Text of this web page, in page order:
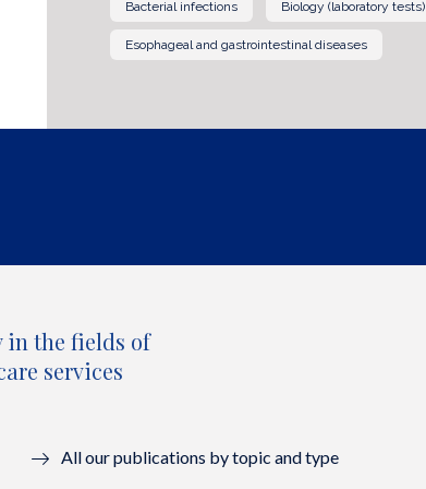
Bacterial infections Biology (laboratory tests)
Esophageal and gastrointestinal diseases
the fields of
services
All our publications by topic and type